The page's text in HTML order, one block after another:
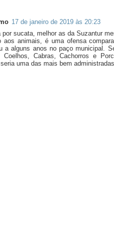
17 de janeiro de 2019 às 20:23
por sucata, melhor as da Suzantur
aos animais, é uma ofensa
a alguns anos no paço municipal.
Coelhos, Cabras, Cachorros e
uma das mais bem